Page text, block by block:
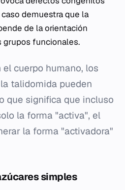
demuestra que la
de la orientación
grupos funcionales.
el cuerpo humano, los
talidomida pueden
que significa que incluso
la forma "activa", el
la forma "activadora"
simples